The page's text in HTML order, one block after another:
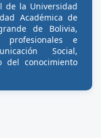
de la Universidad
Académica de
de Bolivia,
e
Social,
del conocimiento